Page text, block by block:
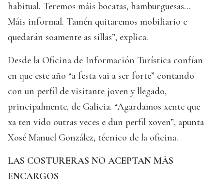
habitual. Teremos máis bocatas, hamburguesas…
Máis informal. Tamén quitaremos mobiliario e
quedarán soamente as sillas”, explica.
Desde la Oficina de Información Turística confían
en que este año “a festa vai a ser forte” contando
con un perfil de visitante joven y llegado,
principalmente, de Galicia. “Agardamos xente que
xa ten vido outras veces e dun perfil xoven”, apunta
Xosé Manuel González, técnico de la oficina.
LAS COSTURERAS NO ACEPTAN MÁS
ENCARGOS